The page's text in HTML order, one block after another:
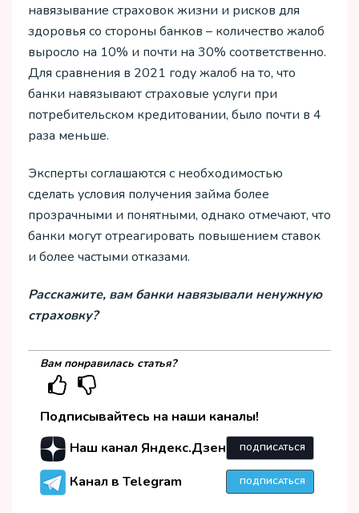
навязывание страховок жизни и рисков для
здоровья со стороны банков – количество жалоб
выросло на 10% и почти на 30% соответственно.
Для сравнения в 2021 году жалоб на то, что
банки навязывают страховые услуги при
потребительском кредитовании, было почти в 4
раза меньше.
Эксперты соглашаются с необходимостью
сделать условия получения займа более
прозрачными и понятными, однако отмечают, что
банки могут отреагировать повышением ставок
и более частыми отказами.
Расскажите, вам банки навязывали ненужную
страховку?
Вам понравилась статья?
Подписывайтесь на наши каналы!
Наш канал Яндекс.Дзен
ПОДПИСАТЬСЯ
Канал в Telegram ПОДПИСАТЬСЯ